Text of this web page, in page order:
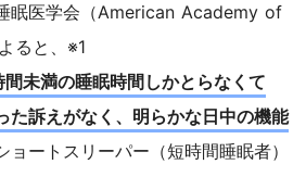
眠医学会（American Academy of
ると、※1
未満の睡眠時間しかとらなくて
た訴えがなく、明らかな日中の機能
ョートスリーパー（短時間睡眠者）